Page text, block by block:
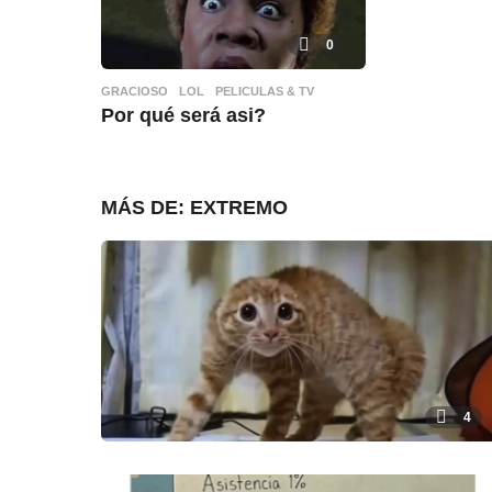
0
GRACIOSO ,LOL ,PELICULAS & TV
Por qué será asi?
MÁS DE: EXTREMO
4